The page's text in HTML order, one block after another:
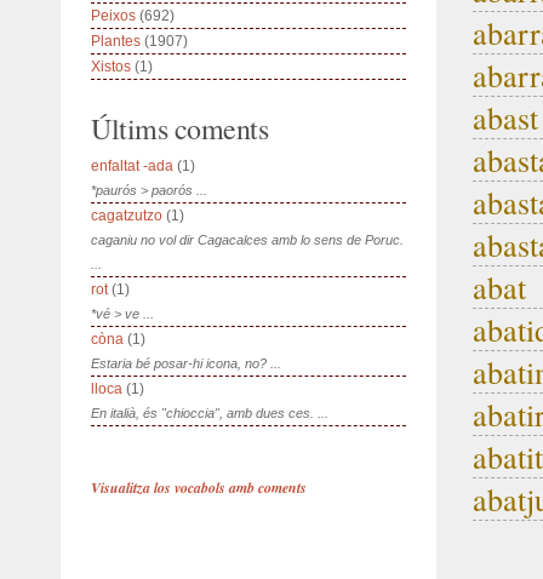
abast
abat
Peixos (692)
Plantes (1907)
Xistos (1)
Últims coments
enfaltat -ada (1)
*paurós > paorós ...
cagatzutzo (1)
caganiu no vol dir Cagacalces amb lo sens de Poruc.
rot(1)
*vé > ve ...
còna (1)
Estaria bé posar-hi icona, no? ...
lloca (1)
En italià, és "chioccia", amb dues ces. ...
Visualitza los vocabols amb coments